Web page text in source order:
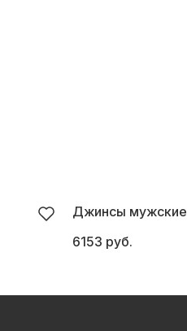
Джинсы мужские
6153 руб.